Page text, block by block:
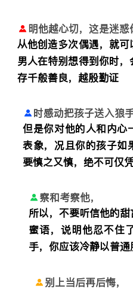
明他越心切，这是迷惑
从他创造多次偶遇，就可
男人在特别想得到你时
存千般善良，越殷勤证
时感动把孩子送入狼手
但是你对他的人和内心
表象，况且你的孩子如
要慎之又慎，绝不可仅
察和考察他，
所以，不要听信他的
蜜语，说明他忍不住
手，你应该冷静以普通
别上当后再后悔，